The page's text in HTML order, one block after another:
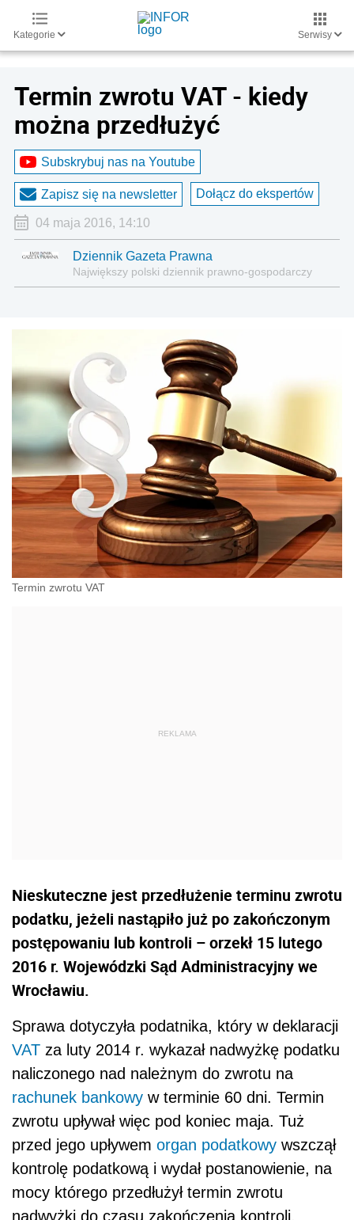
Kategorie Serwisy
Termin zwrotu VAT - kiedy
można przedłużyć
Subskrybuj nas na Youtube
Zapisz się na newsletter Dołącz do ekspertów
04 maja 2016, 14:10
Dziennik Gazeta Prawna
Największy polski dziennik prawno-gospodarczy
Termin zwrotu VAT
Nieskuteczne jest przedłużenie terminu zwrotu
podatku, jeżeli nastąpiło już po zakończonym
postępowaniu lub kontroli – orzekł 15 lutego
2016 r. Wojewódzki Sąd Administracyjny we
Wrocławiu.
Sprawa dotyczyła podatnika, który w deklaracji
VAT za luty 2014 r. wykazał nadwyżkę podatku
naliczonego nad należnym do zwrotu na
rachunek bankowy w terminie 60 dni. Termin
zwrotu upływał więc pod koniec maja. Tuż
przed jego upływem organ podatkowy wszczął
kontrolę podatkową i wydał postanowienie, na
mocy którego przedłużył termin zwrotu
nadwyżki do czasu zakończenia kontroli.